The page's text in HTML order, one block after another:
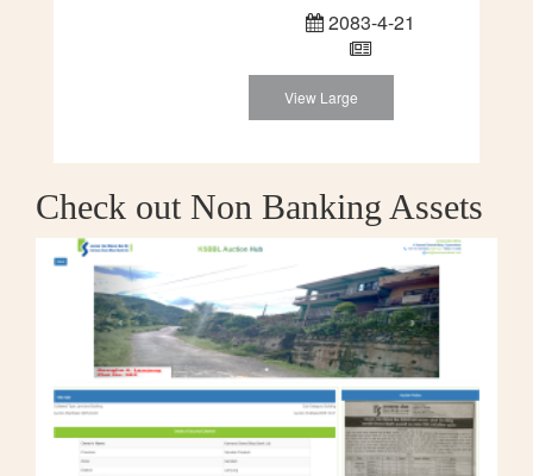
2083-4-21
View Large
Check out Non Banking Assets